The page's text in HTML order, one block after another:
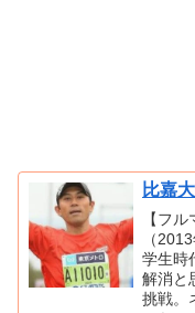
比嘉
【フ
（
学生時
解消と
挑戦。